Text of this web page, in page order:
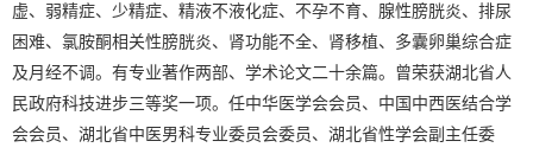
虚、弱精症、少精症、精液不液化症、不孕不育、腺性膀胱炎、排尿
困难、氯胺酮相关性膀胱炎、肾功能不全、肾移植、多囊卵巢综合症
及月经不调。有专业著作两部、学术论文二十余篇。曾荣获湖北省人
民政府科技进步三等奖一项。任中华医学会会员、中国中西医结合学
会会员、湖北省中医男科专业委员会委员、湖北省性学会副主任委